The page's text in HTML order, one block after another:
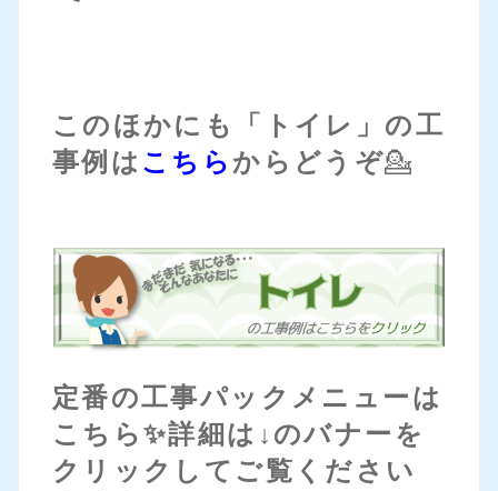
このほかにも「トイレ」の工
事例は こちら からどうぞ💁
定番の工事パックメニューは
こちら✨詳細は↓のバナーを
クリックしてご覧ください